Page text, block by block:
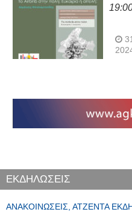
ΕΚΔΗΛΩΣΕΙΣ
ΑΝΑΚΟΙΝΏΣΕΙΣ, ΑΤΖΈΝΤΑ